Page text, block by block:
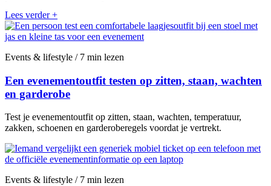
Lees verder+
Events & lifestyle / 7 min lezen
Een evenementoutfit testen op zitten, staan, wachten
en garderobe
Test je evenementoutfit op zitten, staan, wachten, temperatuur,
zakken, schoenen en garderoberegels voordat je vertrekt.
Events & lifestyle / 7 min lezen